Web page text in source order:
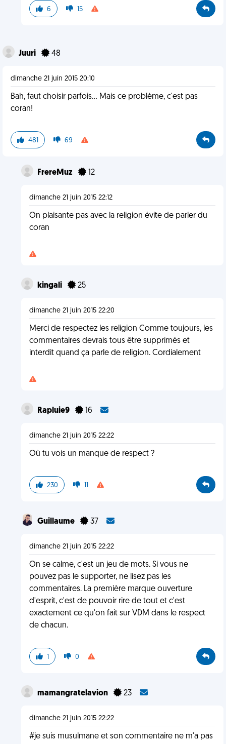
6 15
Juuri 48
dimanche 21 juin 2015 20:10
Bah, faut choisir parfois... Mais ce problème, c'est pas
coran!
481 69
FrereMuz 12
dimanche 21 juin 2015 22:12
On plaisante pas avec la religion évite de parler du
coran
kingali 25
dimanche 21 juin 2015 22:20
Merci de respectez les religion Comme toujours, les
commentaires devrais tous être supprimés et
interdit quand ça parle de religion. Cordialement
Rapluie9 16
dimanche 21 juin 2015 22:22
Où tu vois un manque de respect ?
230 11
Guillaume 37
dimanche 21 juin 2015 22:22
On se calme, c'est un jeu de mots. Si vous ne
pouvez pas le supporter, ne lisez pas les
commentaires. La première marque ouverture
d'esprit, c'est de pouvoir rire de tout et c'est
exactement ce qu'on fait sur VDM dans le respect
de chacun.
1 0
mamangratelavion 23
dimanche 21 juin 2015 22:22
#je suis musulmane et son commentaire ne m'a pas